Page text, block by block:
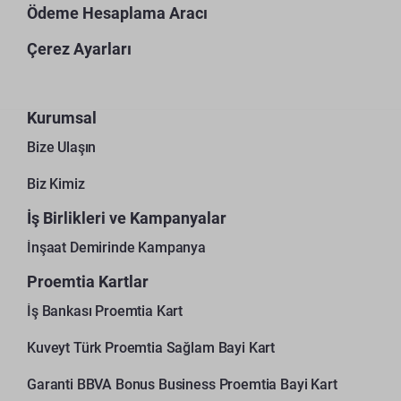
Ödeme Hesaplama Aracı
Çerez Ayarları
Kurumsal
Bize Ulaşın
Biz Kimiz
İş Birlikleri ve Kampanyalar
İnşaat Demirinde Kampanya
Proemtia Kartlar
İş Bankası Proemtia Kart
Kuveyt Türk Proemtia Sağlam Bayi Kart
Garanti BBVA Bonus Business Proemtia Bayi Kart